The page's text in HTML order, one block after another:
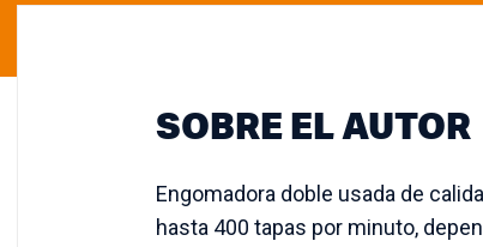
SOBRE EL AUTOR
Engomadora doble usada de
hasta 400 tapas por minuto,